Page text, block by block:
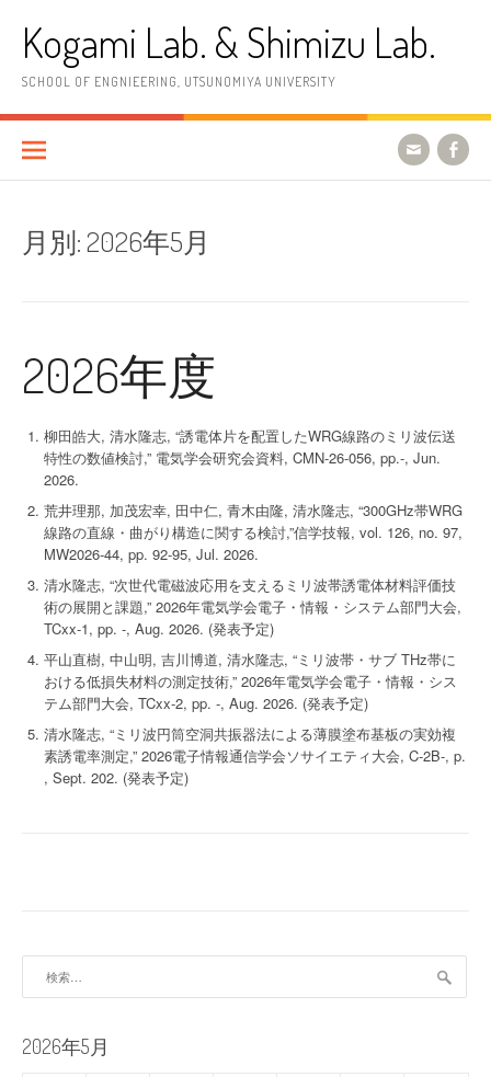
へ
ッ
Kogami Lab. & Shimizu Lab.
SCHOOL OF ENGNIEERING, UTSUNOMIYA UNIVERSITY
月別:2026年5月
2026年度
柳田皓大, 清水隆志, “誘電体片を配置したWRG線路のミリ波伝送
特性の数値検討,” 電気学会研究会資料, CMN-26-056, pp.-, Jun.
2026.
荒井理那, 加茂宏幸, 田中仁, 青木由隆, 清水隆志, “300GHz帯WRG
線路の直線・曲がり構造に関する検討,”信学技報, vol. 126, no. 97,
MW2026-44, pp. 92-95, Jul. 2026.
清水隆志, “次世代電磁波応用を支えるミリ波帯誘電体材料評価技
術の展開と課題,” 2026年電気学会電子・情報・システム部門大会,
TCxx-1, pp. -, Aug. 2026. (発表予定)
平山直樹, 中山明, 吉川博道, 清水隆志, “ミリ波帯・サブ THz帯に
おける低損失材料の測定技術,” 2026年電気学会電子・情報・シス
テム部門大会, TCxx-2, pp. -, Aug. 2026. (発表予定)
清水隆志, “ミリ波円筒空洞共振器法による薄膜塗布基板の実効複
素誘電率測定,” 2026電子情報通信学会ソサイエティ大会, C-2B-, p.
, Sept. 202. (発表予定)
2026年5月